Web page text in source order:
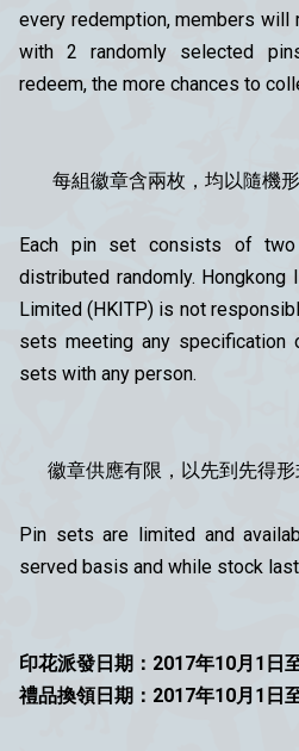
every redemption, members will
with 2 randomly selected
redeem, the more chances to
每組徽章含兩枚，均以隨機形
Each pin set consists of
distributed randomly. Hongkong
Limited (HKITP) is not
sets meeting any specification
sets with any person.
徽章供應有限，以先到先得形
Pin sets are limited and
served basis and while stock
印花派發日期：2017年10月1日
禮品換領日期：2017年10月1日